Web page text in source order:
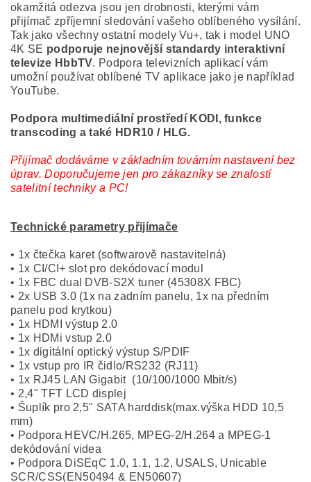
okamžitá odezva jsou jen drobnosti, kterými vám
přijímač zpříjemní sledování vašeho oblíbeného vysílání.
Tak jako všechny ostatní modely Vu+, tak i model UNO
4K SE podporuje nejnovější standardy interaktivní
televize HbbTV. Podpora televizních aplikací vám
umožní používat oblíbené TV aplikace jako je například
YouTube.
Podpora multimediální prostředí KODI, funkce
transcoding a také HDR10 / HLG.
Přijímač dodáváme v základním továrním nastavení bez
úprav. Doporučujeme jen pro zákazníky se znalostí
satelitní techniky a PC!
Technické parametry přijímače
• 1x čtečka karet (softwarově nastavitelná)
• 1x CI/CI+ slot pro dekódovací modul
• 1x FBC dual DVB-S2X tuner (45308X FBC)
• 2x USB 3.0 (1x na zadním panelu, 1x na předním
panelu pod krytkou)
• 1x HDMI výstup 2.0
• 1x HDMi vstup 2.0
• 1x digitální optický výstup S/PDIF
• 1x vstup pro IR čidlo/RS232 (RJ11)
• 1x RJ45 LAN Gigabit (10/100/1000 Mbit/s)
• 2,4" TFT LCD displej
• Šuplík pro 2,5" SATA harddisk(max.výška HDD 10,5
mm)
• Podpora HEVC/H.265, MPEG-2/H.264 a MPEG-1
dekódování videa
• Podpora DiSEqC 1.0, 1.1, 1.2, USALS, Unicable
SCR/CSS(EN50494 & EN50607)